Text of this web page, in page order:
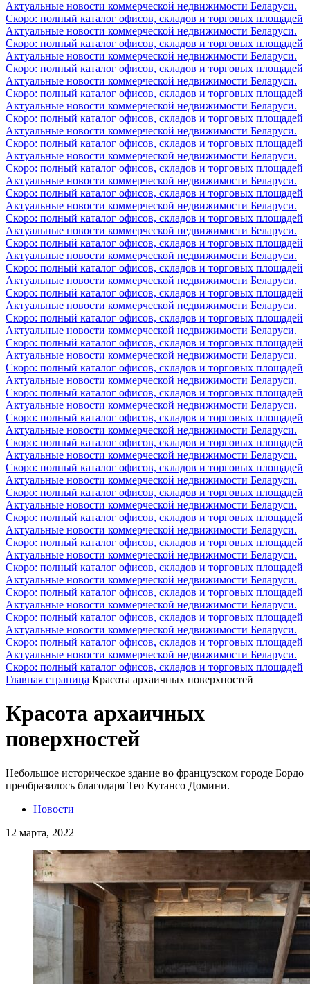
Актуальные новости коммерческой недвижимости Беларуси.
Скоро: полный каталог офисов, складов и торговых площадей
Актуальные новости коммерческой недвижимости Беларуси.
Скоро: полный каталог офисов, складов и торговых площадей
Актуальные новости коммерческой недвижимости Беларуси.
Скоро: полный каталог офисов, складов и торговых площадей
Актуальные новости коммерческой недвижимости Беларуси.
Скоро: полный каталог офисов, складов и торговых площадей
Актуальные новости коммерческой недвижимости Беларуси.
Скоро: полный каталог офисов, складов и торговых площадей
Актуальные новости коммерческой недвижимости Беларуси.
Скоро: полный каталог офисов, складов и торговых площадей
Актуальные новости коммерческой недвижимости Беларуси.
Скоро: полный каталог офисов, складов и торговых площадей
Актуальные новости коммерческой недвижимости Беларуси.
Скоро: полный каталог офисов, складов и торговых площадей
Актуальные новости коммерческой недвижимости Беларуси.
Скоро: полный каталог офисов, складов и торговых площадей
Актуальные новости коммерческой недвижимости Беларуси.
Скоро: полный каталог офисов, складов и торговых площадей
Актуальные новости коммерческой недвижимости Беларуси.
Скоро: полный каталог офисов, складов и торговых площадей
Актуальные новости коммерческой недвижимости Беларуси.
Скоро: полный каталог офисов, складов и торговых площадей
Актуальные новости коммерческой недвижимости Беларуси.
Скоро: полный каталог офисов, складов и торговых площадей
Актуальные новости коммерческой недвижимости Беларуси.
Скоро: полный каталог офисов, складов и торговых площадей
Актуальные новости коммерческой недвижимости Беларуси.
Скоро: полный каталог офисов, складов и торговых площадей
Актуальные новости коммерческой недвижимости Беларуси.
Скоро: полный каталог офисов, складов и торговых площадей
Актуальные новости коммерческой недвижимости Беларуси.
Скоро: полный каталог офисов, складов и торговых площадей
Актуальные новости коммерческой недвижимости Беларуси.
Скоро: полный каталог офисов, складов и торговых площадей
Актуальные новости коммерческой недвижимости Беларуси.
Скоро: полный каталог офисов, складов и торговых площадей
Актуальные новости коммерческой недвижимости Беларуси.
Скоро: полный каталог офисов, складов и торговых площадей
Актуальные новости коммерческой недвижимости Беларуси.
Скоро: полный каталог офисов, складов и торговых площадей
Актуальные новости коммерческой недвижимости Беларуси.
Скоро: полный каталог офисов, складов и торговых площадей
Актуальные новости коммерческой недвижимости Беларуси.
Скоро: полный каталог офисов, складов и торговых площадей
Актуальные новости коммерческой недвижимости Беларуси.
Скоро: полный каталог офисов, складов и торговых площадей
Актуальные новости коммерческой недвижимости Беларуси.
Скоро: полный каталог офисов, складов и торговых площадей
Актуальные новости коммерческой недвижимости Беларуси.
Скоро: полный каталог офисов, складов и торговых площадей
Актуальные новости коммерческой недвижимости Беларуси.
Скоро: полный каталог офисов, складов и торговых площадей
Главная страница Красота архаичных поверхностей
Красота архаичных
поверхностей
Небольшое историческое здание во французском городе Бордо
преобразилось благодаря Тео Кутансо Домини.
Новости
12 марта, 2022